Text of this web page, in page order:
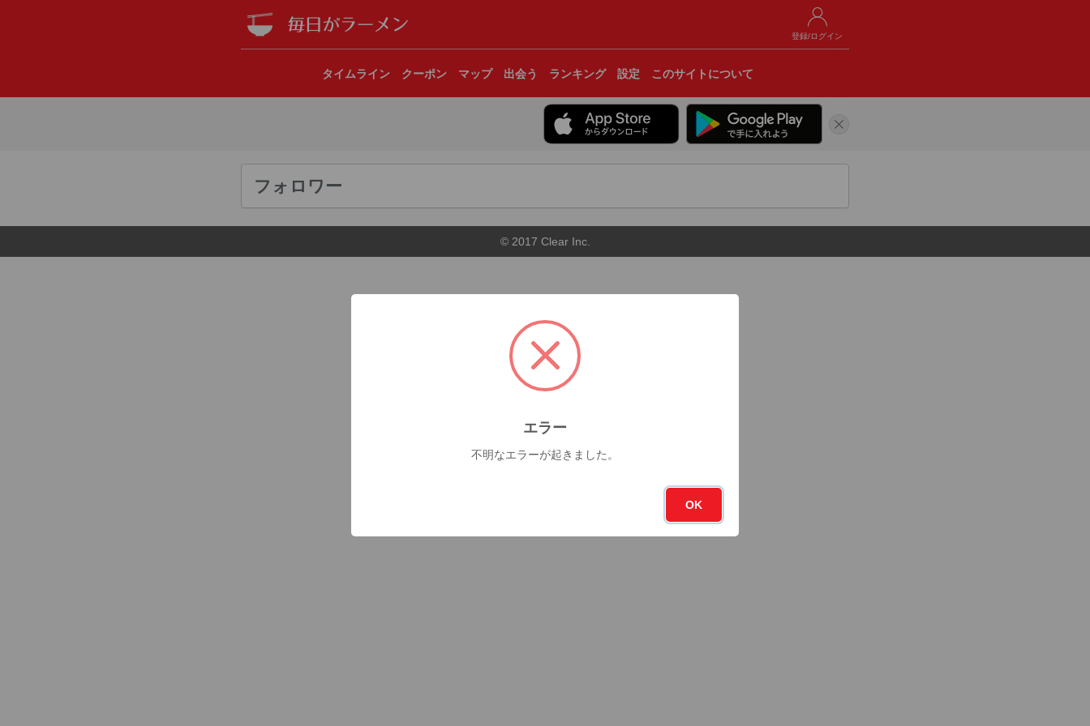
登録/ログイン
タイムライン クーポン マップ 出会う ランキング 設定 このサイトについて
フォロワー
© 2017 Clear Inc.
エラー
不明なエラーが起きました。
OK